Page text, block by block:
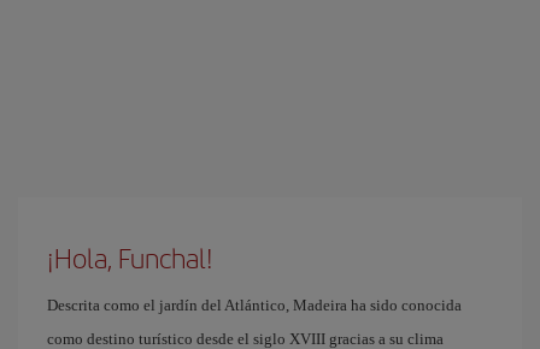
¡Hola, Funchal!
Descrita como el jardín del Atlántico, Madeira ha sido conocida
como destino turístico desde el siglo XVIII gracias a su clima